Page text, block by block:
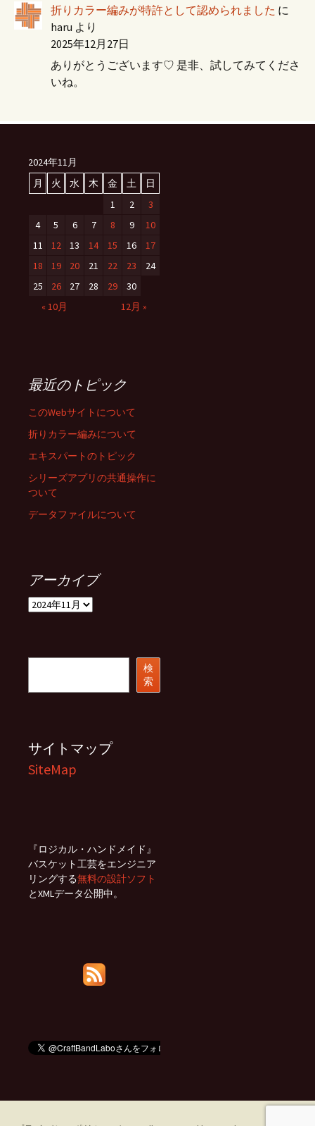
折りカラー編みが特許として認められました に
haru より
2025年12月27日
ありがとうございます♡ 是非、試してみてくださ
いね。
2024年11月
月
火 水 木 金 土
日
1
2
3
4
5 6 7 8 9
10
11
12 13 14 15 16
17
18
19 20 21 22 23
24
25
26 27 28 29
30
« 10月
12月 »
最近のトピック
このWebサイトについて
折りカラー編みについて
エキスパートのトピック
シリーズアプリの共通操作に
ついて
データファイルについて
アーカイブ
ア
ブ
検
索
サイトマップ
SiteMap
『ロジカル・ハンドメイド』
バスケット工芸をエンジニア
リングする無料の設計ソフト
とXMLデータ公開中。